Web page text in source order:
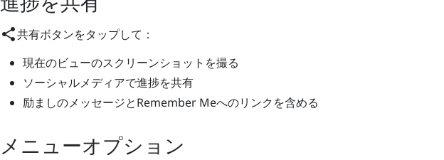
share共有ボタンをタップして：
現在のビューのスクリーンショットを撮る
ソーシャルメディアで進捗を共有
励ましのメッセージとRemember Meへのリンクを含める
メニューオプション